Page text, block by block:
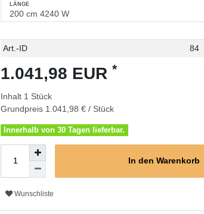
LÄNGE
Technisches
Wert
Art.-ID 84
1.041,98 EUR *
Inhalt 1 Stück
Grundpreis 1.041,98 € / Stück
Innerhalb von 30 Tagen lieferbar.
In den Warenkorb
Wunschliste